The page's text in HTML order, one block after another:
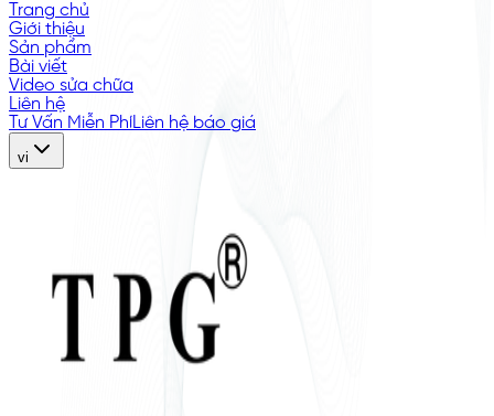
Trang chủ
Giới thiệu
Sản phẩm
Bài viết
Video sửa chữa
Liên hệ
Tư Vấn Miễn PhíLiên hệ báo giá
vi